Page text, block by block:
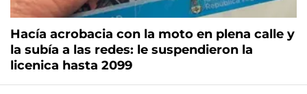
Hacía acrobacia con la moto en plena calle y
la subía a las redes: le suspendieron la
licenica hasta 2099